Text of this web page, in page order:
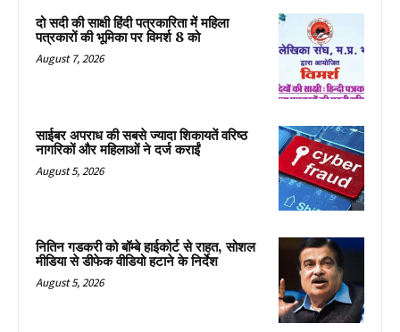
दो सदी की साक्षी हिंदी पत्रकारिता में महिला
पत्रकारों की भूमिका पर विमर्श 8 को
August 7, 2026
साईबर अपराध की सबसे ज्यादा शिकायतें वरिष्ठ
नागरिकों और महिलाओं ने दर्ज कराईं
August 5, 2026
नितिन गडकरी को बॉम्बे हाईकोर्ट से राहत, सोशल
मीडिया से डीफेक वीडियो हटाने के निर्देश
August 5, 2026